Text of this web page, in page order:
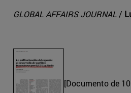
GLOBAL AFFAIRS JOURNAL /
[Documento de